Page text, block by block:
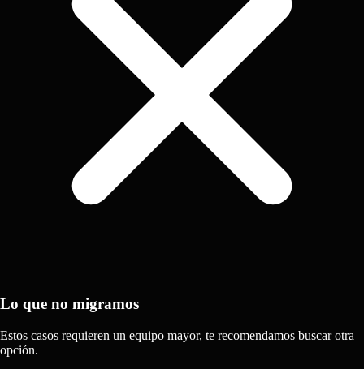
Lo que no migramos
Estos casos requieren un equipo mayor, te recomendamos buscar otra
opción.